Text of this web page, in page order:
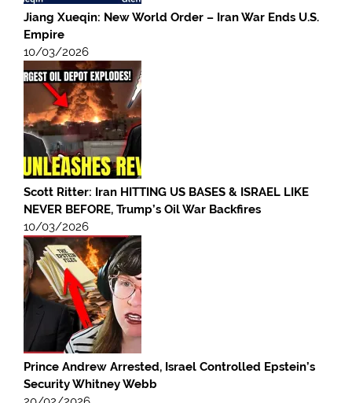
Jiang Xueqin: New World Order – Iran War Ends U.S.
Empire
10/03/2026
Scott Ritter: Iran HITTING US BASES & ISRAEL LIKE
NEVER BEFORE, Trump’s Oil War Backfires
10/03/2026
Prince Andrew Arrested, Israel Controlled Epstein’s
Security Whitney Webb